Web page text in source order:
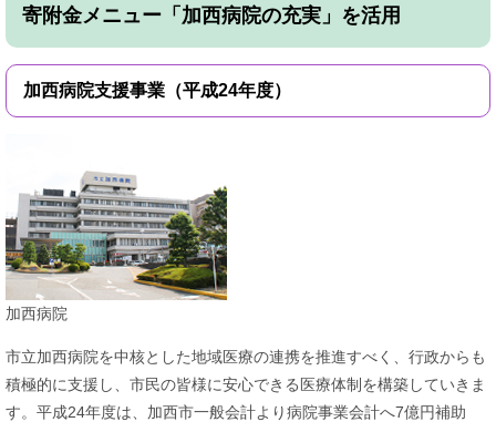
寄附金メニュー「加西病院の充実」を活用
加西病院支援事業（平成24年度）
加西病院
市立加西病院を中核とした地域医療の連携を推進すべく、行政からも
積極的に支援し、市民の皆様に安心できる医療体制を構築していきま
す。平成24年度は、加西市一般会計より病院事業会計へ7億円補助